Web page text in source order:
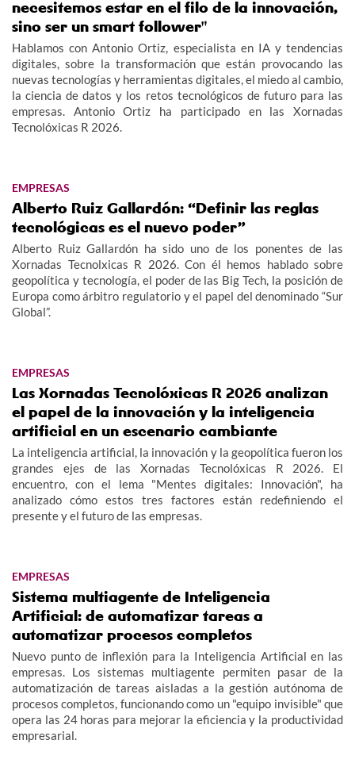
necesitemos estar en el filo de la innovación,
sino ser un smart follower"
Hablamos con Antonio Ortiz, especialista en IA y tendencias
digitales, sobre la transformación que están provocando las
nuevas tecnologías y herramientas digitales, el miedo al cambio,
la ciencia de datos y los retos tecnológicos de futuro para las
empresas. Antonio Ortiz ha participado en las Xornadas
Tecnolóxicas R 2026.
EMPRESAS
Alberto Ruiz Gallardón: “Definir las reglas
tecnológicas es el nuevo poder”
Alberto Ruiz Gallardón ha sido uno de los ponentes de las
Xornadas Tecnolxicas R 2026. Con él hemos hablado sobre
geopolítica y tecnología, el poder de las Big Tech, la posición de
Europa como árbitro regulatorio y el papel del denominado “Sur
Global”.
EMPRESAS
Las Xornadas Tecnolóxicas R 2026 analizan
el papel de la innovación y la inteligencia
artificial en un escenario cambiante
La inteligencia artificial, la innovación y la geopolítica fueron los
grandes ejes de las Xornadas Tecnolóxicas R 2026. El
encuentro, con el lema "Mentes digitales: Innovación", ha
analizado cómo estos tres factores están redefiniendo el
presente y el futuro de las empresas.
EMPRESAS
Sistema multiagente de Inteligencia
Artificial: de automatizar tareas a
automatizar procesos completos
Nuevo punto de inflexión para la Inteligencia Artificial en las
empresas. Los sistemas multiagente permiten pasar de la
automatización de tareas aisladas a la gestión autónoma de
procesos completos, funcionando como un "equipo invisible" que
opera las 24 horas para mejorar la eficiencia y la productividad
empresarial.